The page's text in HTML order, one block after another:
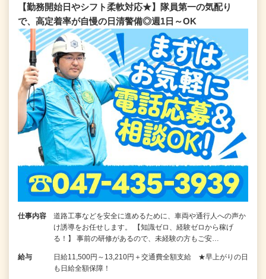
【勤務開始日やシフト柔軟対応★】隊員第一の気配り
で、高定着率が自慢の日清警備◎週1日～OK
仕事内容
道路工事などを安全に進めるために、車両や通行人への声か
け誘導をお任せします。 【知識ゼロ、経験ゼロから稼げ
る！】 事前の研修があるので、未経験の方もご安…
給与
日給11,500円～13,210円＋交通費全額支給 ★早上がりの日
も日給全額保障！